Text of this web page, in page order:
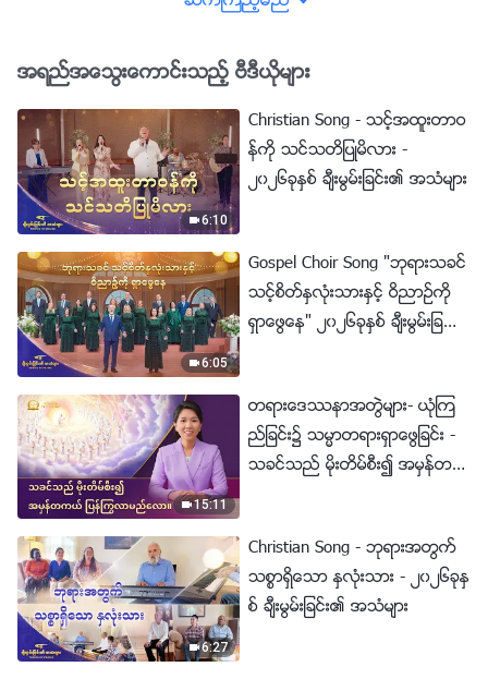
အရည္အေသြးေကာင္းသည့္ ဗီဒီယိုမ်ား
6:10
Christian Song - သင့္အထူးတာဝ
န္ကို သင္သတိျပဳမိလား -
၂၀၂၆ခုႏွစ္ ခ်ီးမြမ္းျခင္း၏ အသံမ်ား
6:05
Gospel Choir Song "ဘုရားသခင္
သင့္စိတ္ႏွလုံးသားႏွင့္ ဝိညာဥ္ကို
ရွာေဖြေန" ၂၀၂၆ခုႏွစ္ ခ်ီးမြမ္းျခ
15:11
တရားေဒႆနာအတြဲမ်ား- ယုံၾက
ည္ျခင္း၌ သမၼာတရားရွာေဖြျခင္း -
သခင္သည္ မိုးတိမ္စီး၍ အမွန္တက
6:27
Christian Song - ဘုရားအတြက္
သစၥာရွိေသာ ႏွလုံးသား - ၂၀၂၆ခုႏွ
စ္ ခ်ီးမြမ္းျခင္း၏ အသံမ်ား